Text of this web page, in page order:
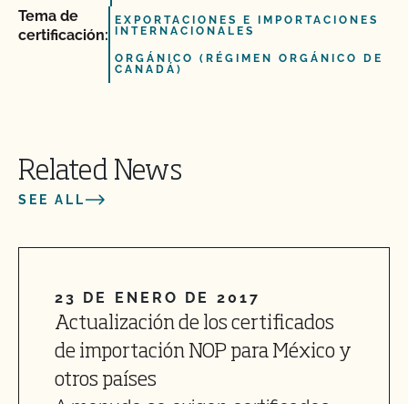
Tema de
certificación:
EXPORTACIONES E IMPORTACIONES
INTERNACIONALES
ORGÁNICO (RÉGIMEN ORGÁNICO DE
CANADÁ)
Related News
SEE ALL
23 DE ENERO DE 2017
Actualización de los certificados
de importación NOP para México y
otros países